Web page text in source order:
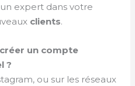
expert dans votre
clients.
un compte
?
ou sur les réseaux